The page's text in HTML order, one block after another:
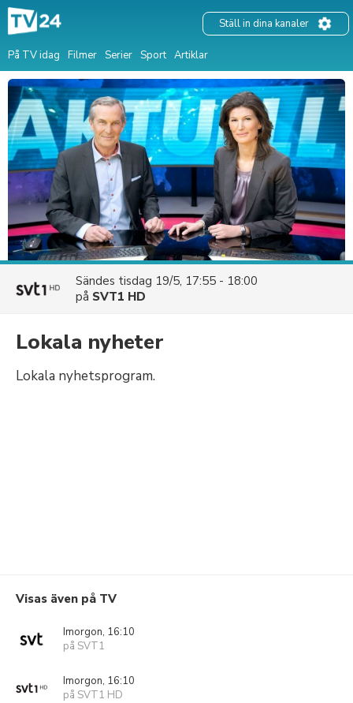
På TV idag Filmer Serier Sport Artiklar
Ställ in dina kanaler
Sändes tisdag 19/5, 17:55 - 18:00
på SVT1 HD
Lokala nyheter
Lokala nyhetsprogram.
Visas även på TV
Imorgon, 16:10
på SVT1
Imorgon, 16:10
på SVT1 HD